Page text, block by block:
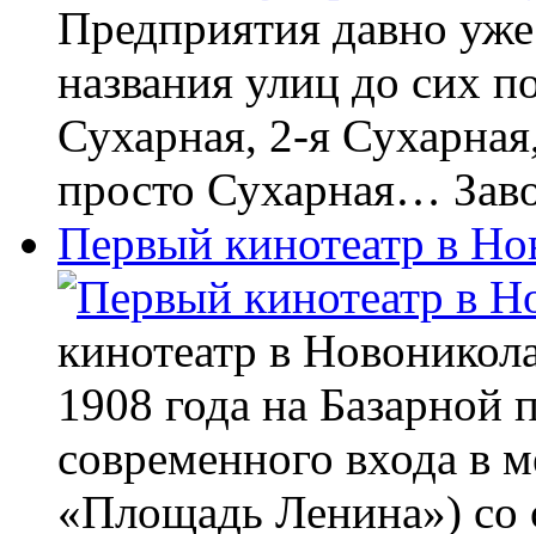
Предприятия давно
названия улиц до сих
Сухарная, 2-я
просто Сухарная…
Первый кинотеатр в
кинотеатр в
1908 года на Базарной
современного входа в
«Площадь Ленина») со